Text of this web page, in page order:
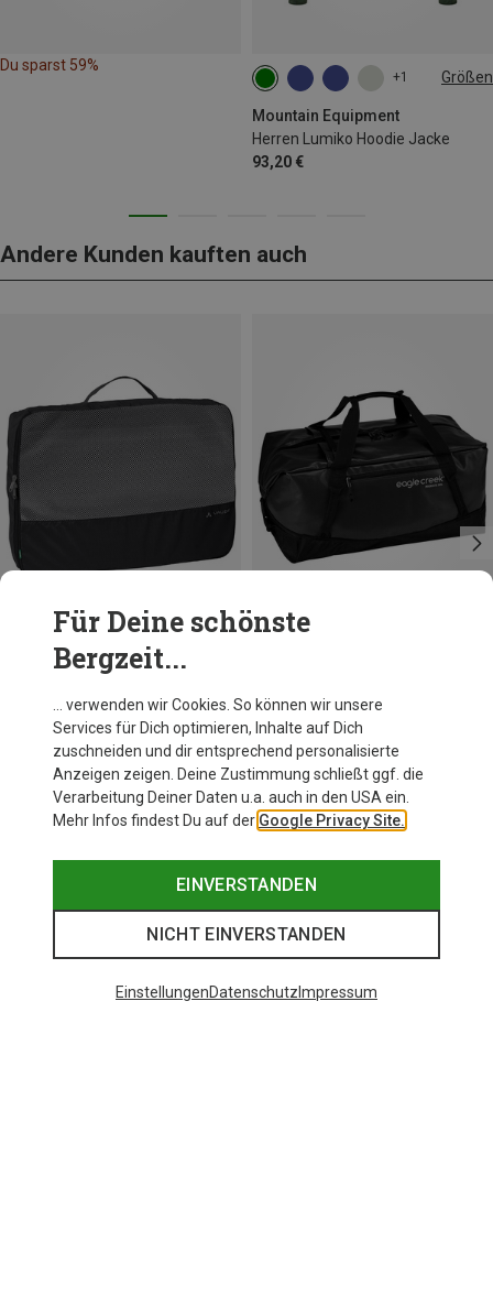
Du sparst 59%
+1 Größen
Mountain Equipment
Herren Lumiko Hoodie Jacke
93,20 €
S M L XL XXL
Andere Kunden kauften auch
Du sparst 42%
Für Deine schönste
Bergzeit...
… verwenden wir Cookies. So können wir unsere
Services für Dich optimieren, Inhalte auf Dich
zuschneiden und dir entsprechend personalisierte
Anzeigen zeigen. Deine Zustimmung schließt ggf. die
Verarbeitung Deiner Daten u.a. auch in den USA ein.
Mehr Infos findest Du auf der Google Privacy Site.
EINVERSTANDEN
NICHT EINVERSTANDEN
EinstellungenDatenschutz Impressum